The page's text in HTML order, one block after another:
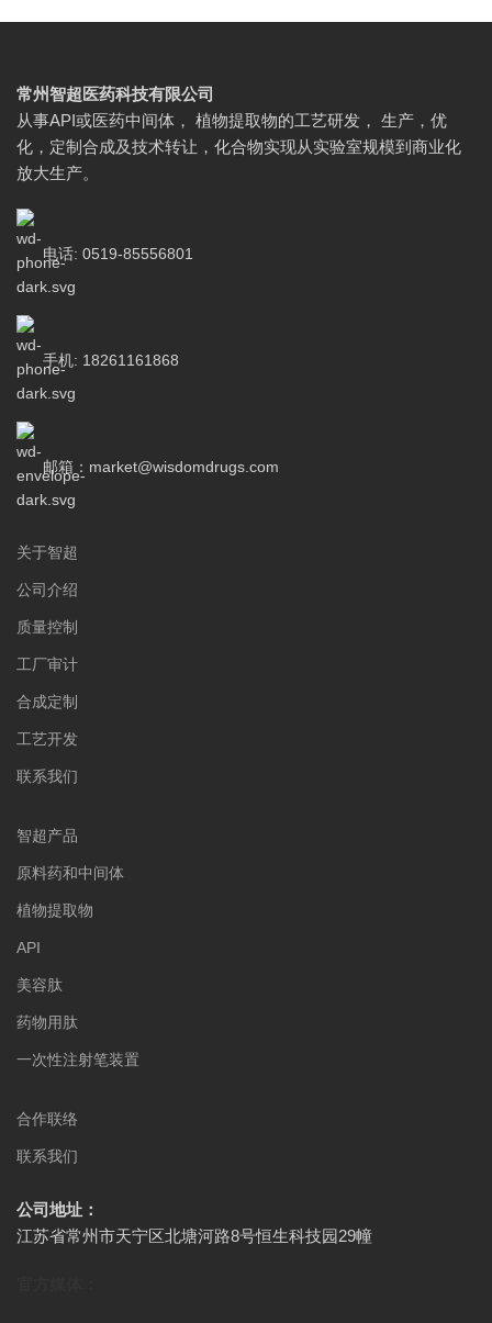
常州智超医药科技有限公司
从事API或医药中间体， 植物提取物的工艺研发， 生产，优
化，定制合成及技术转让，化合物实现从实验室规模到商业化
放大生产。
电话: 0519-85556801
手机: 18261161868
邮箱：market@wisdomdrugs.com
关于智超
公司介绍
质量控制
工厂审计
合成定制
工艺开发
联系我们
智超产品
原料药和中间体
植物提取物
API
美容肽
药物用肽
一次性注射笔装置
合作联络
联系我们
公司地址：
江苏省常州市天宁区北塘河路8号恒生科技园29幢